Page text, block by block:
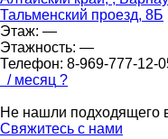
Тальменский проезд, 8Б
Этаж: —
Этажность: —
Телефон: 8-969-777-12-
/ месяц ?
Не нашли подходящего
Свяжитесь с нами